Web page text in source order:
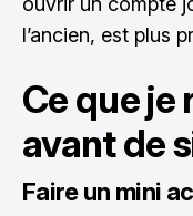
l’ancien, est plus
Ce que
avant de
Faire un mini